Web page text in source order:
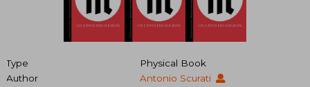
Type
Physical Book
Author
Antonio Scurati